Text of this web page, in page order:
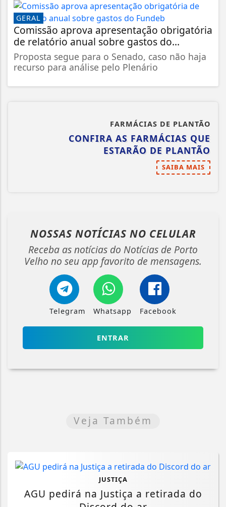
GERAL
Comissão aprova apresentação obrigatória
de relatório anual sobre gastos do...
Proposta segue para o Senado, caso não haja
recurso para análise pelo Plenário
FARMÁCIAS DE PLANTÃO
CONFIRA AS FARMÁCIAS QUE
ESTARÃO DE PLANTÃO
SAIBA MAIS
NOSSAS NOTÍCIAS NO CELULAR
Receba as notícias do Notícias de Porto
Velho no seu app favorito de mensagens.
Telegram Whatsapp Facebook
ENTRAR
Veja Também
JUSTIÇA
AGU pedirá na Justiça a retirada do